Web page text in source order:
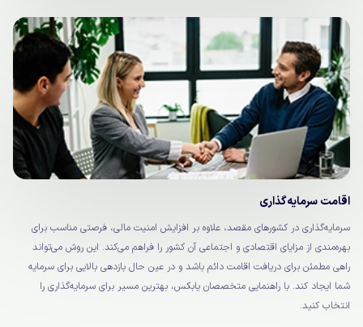
اقامت سرمایه‌گذاری
سرمایه‌گذاری در کشورهای مقصد، علاوه بر افزایش امنیت مالی، فرصتی مناسب برای
بهره‌مندی از مزایای اقتصادی و اجتماعی آن کشور را فراهم می‌کند. این روش می‌تواند
راهی مطمئن برای دریافت اقامت دائم باشد و در عین حال بازدهی بالایی برای سرمایه
شما ایجاد کند. با راهنمایی متخصصان یابکس، بهترین مسیر برای سرمایه‌گذاری را
انتخاب کنید.